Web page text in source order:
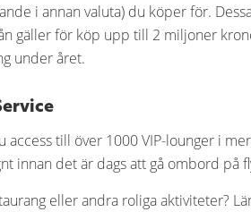
i annan valuta) du köper för.
gäller för köp upp till 2 miljoner
under året.
till över 1000 VIP-lounger i
innan det är dags att gå ombord på
eller andra roliga aktiviteter?